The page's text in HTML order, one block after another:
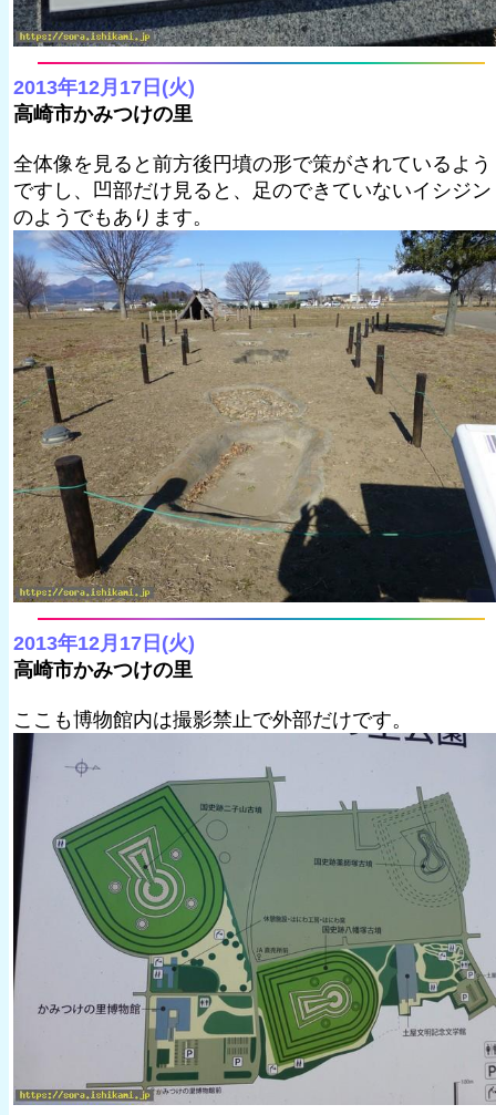
2013年12月17日(火)
高崎市かみつけの里
全体像を見ると前方後円墳の形で策がされているよう
ですし、凹部だけ見ると、足のできていないイシジン
のようでもあります。
2013年12月17日(火)
高崎市かみつけの里
ここも博物館内は撮影禁止で外部だけです。